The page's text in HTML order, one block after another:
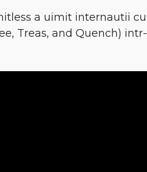
a uimit internautii cu
Treas, and Quench) intr-